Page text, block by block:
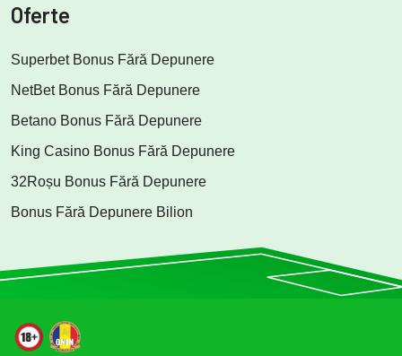
Oferte
Superbet Bonus Fără Depunere
NetBet Bonus Fără Depunere
Betano Bonus Fără Depunere
King Casino Bonus Fără Depunere
32Roșu Bonus Fără Depunere
Bonus Fără Depunere Bilion